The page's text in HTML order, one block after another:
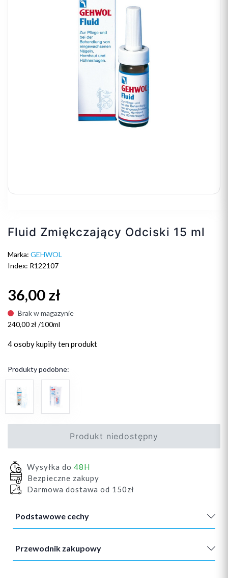
Fluid Zmiękczający Odciski 15 ml
Marka: GEHWOL
Index: R122107
36,00 zł
Brak w magazynie
240,00 zł /100ml
4 osobykupiły ten produkt
Produkty podobne:
Produkt niedostępny
Wysyłka do 48H
Bezpieczne zakupy
Darmowa dostawa od 150zł
Podstawowe cechy
Przewodnik zakupowy